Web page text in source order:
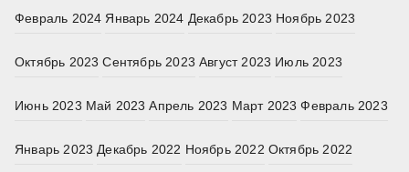
Февраль 2024 Январь 2024 Декабрь 2023 Ноябрь 2023
Октябрь 2023 Сентябрь 2023 Август 2023 Июль 2023
Июнь 2023 Май 2023 Апрель 2023 Март 2023 Февраль 2023
Январь 2023 Декабрь 2022 Ноябрь 2022 Октябрь 2022